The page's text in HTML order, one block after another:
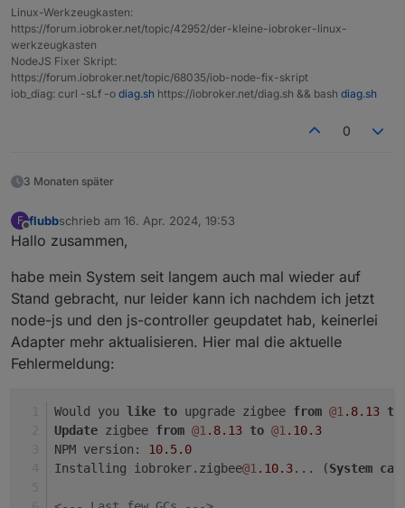
Linux-Werkzeugkasten:
https://forum.iobroker.net/topic/42952/der-kleine-iobroker-linux-
werkzeugkasten
NodeJS Fixer Skript:
https://forum.iobroker.net/topic/68035/iob-node-fix-skript
iob_diag: curl -sLf -o diag.sh https://iobroker.net/diag.sh && bash diag.sh
0
3 Monaten später
F
Offline
flubbschrieb am 16. Apr. 2024, 19:53
zuletzt editiert von
Hallo zusammen,
habe mein System seit langem auch mal wieder auf
Stand gebracht, nur leider kann ich nachdem ich jetzt
node-js und den js-controller geupdatet hab, keinerlei
Adapter mehr aktualisieren. Hier mal die aktuelle
Fehlermeldung:
Would you like to upgrade zigbee from @1 .8.13 to
Update zigbee from @1 .8.13 to @1 .10.3
NPM version: 10.5.0
Installing iobroker.zigbee@1 .10.3... (System